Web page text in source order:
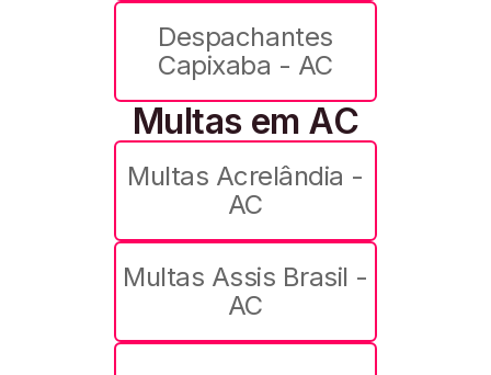
Despachantes
Capixaba - AC
Multas em AC
Multas Acrelândia -
AC
Multas Assis Brasil -
AC